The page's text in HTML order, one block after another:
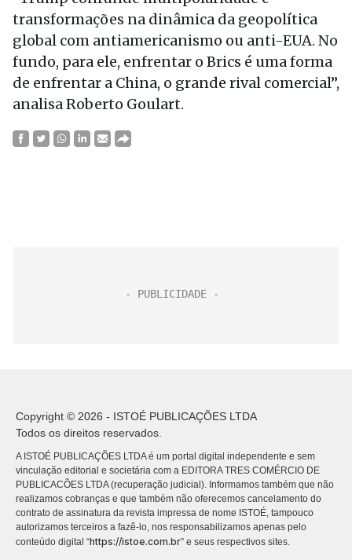
transformações na dinâmica da geopolítica
global com antiamericanismo ou anti-EUA. No
fundo, para ele, enfrentar o Brics é uma forma
de enfrentar a China, o grande rival comercial”,
analisa Roberto Goulart.
Copyright © 2026 - ISTOÉ PUBLICAÇÕES LTDA
Todos os direitos reservados.
A ISTOÉ PUBLICAÇÕES LTDA é um portal digital independente e sem
vinculação editorial e societária com a EDITORA TRES COMÉRCIO DE
PUBLICACÕES LTDA (recuperação judicial). Informamos também que não
realizamos cobranças e que também não oferecemos cancelamento do
contrato de assinatura da revista impressa de nome ISTOÉ, tampouco
autorizamos terceiros a fazê-lo, nos responsabilizamos apenas pelo
conteúdo digital “https://istoe.com.br” e seus respectivos sites.